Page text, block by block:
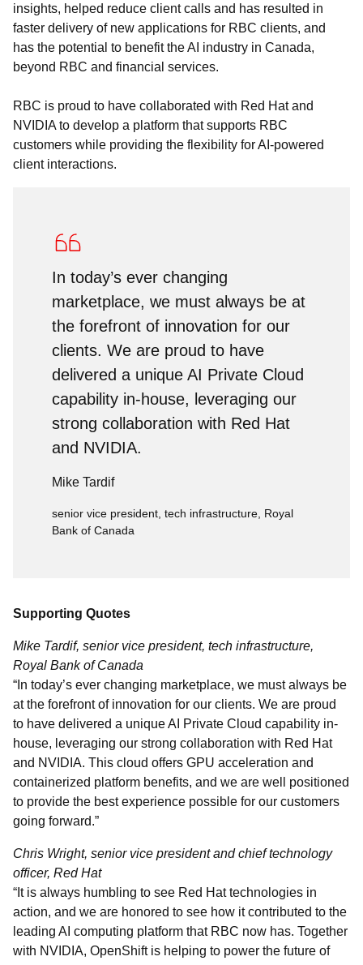
insights, helped reduce client calls and has resulted in
faster delivery of new applications for RBC clients, and
has the potential to benefit the AI industry in Canada,
beyond RBC and financial services.
RBC is proud to have collaborated with Red Hat and
NVIDIA to develop a platform that supports RBC
customers while providing the flexibility for AI-powered
client interactions.
In today’s ever changing
marketplace, we must always be at
the forefront of innovation for our
clients. We are proud to have
delivered a unique AI Private Cloud
capability in-house, leveraging our
strong collaboration with Red Hat
and NVIDIA.
Mike Tardif
senior vice president, tech infrastructure, Royal
Bank of Canada
Supporting Quotes
Mike Tardif, senior vice president, tech infrastructure,
Royal Bank of Canada
“In today’s ever changing marketplace, we must always be
at the forefront of innovation for our clients. We are proud
to have delivered a unique AI Private Cloud capability in-
house, leveraging our strong collaboration with Red Hat
and NVIDIA. This cloud offers GPU acceleration and
containerized platform benefits, and we are well positioned
to provide the best experience possible for our customers
going forward.”
Chris Wright, senior vice president and chief technology
officer, Red Hat
“It is always humbling to see Red Hat technologies in
action, and we are honored to see how it contributed to the
leading AI computing platform that RBC now has. Together
with NVIDIA, OpenShift is helping to power the future of